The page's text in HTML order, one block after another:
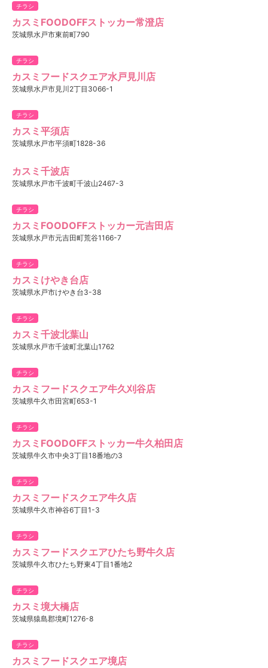
チラシ
カスミFOODOFFストッカー常澄店
茨城県水戸市東前町790
チラシ
カスミフードスクエア水戸見川店
茨城県水戸市見川2丁目3066-1
チラシ
カスミ平須店
茨城県水戸市平須町1828-36
カスミ千波店
茨城県水戸市千波町千波山2467-3
チラシ
カスミFOODOFFストッカー元吉田店
茨城県水戸市元吉田町荒谷1166-7
チラシ
カスミけやき台店
茨城県水戸市けやき台3-38
チラシ
カスミ千波北葉山
茨城県水戸市千波町北葉山1762
チラシ
カスミフードスクエア牛久刈谷店
茨城県牛久市田宮町653-1
チラシ
カスミFOODOFFストッカー牛久柏田店
茨城県牛久市中央3丁目18番地の3
チラシ
カスミフードスクエア牛久店
茨城県牛久市神谷6丁目1-3
チラシ
カスミフードスクエアひたち野牛久店
茨城県牛久市ひたち野東4丁目1番地2
チラシ
カスミ境大橋店
茨城県猿島郡境町1276-8
チラシ
カスミフードスクエア境店